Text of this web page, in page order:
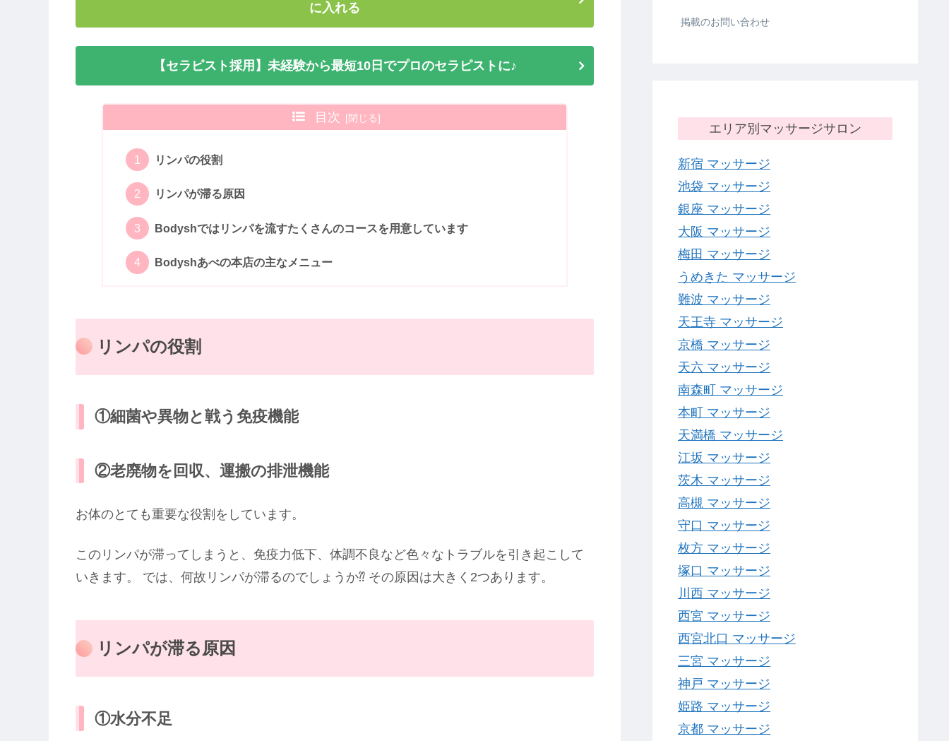
に入れる
【セラピスト採用】未経験から最短10日でプロのセラピストに♪
目次
リンパの役割
リンパが滞る原因
Bodyshではリンパを流すたくさんのコースを用意しています
Bodyshあべの本店の主なメニュー
リンパの役割
①細菌や異物と戦う免疫機能
②老廃物を回収、運搬の排泄機能
お体のとても重要な役割をしています。
このリンパが滞ってしまうと、免疫力低下、体調不良など色々なトラブルを引き起こして
いきます。 では、何故リンパが滞るのでしょうか⁇ その原因は大きく2つあります。
リンパが滞る原因
①水分不足
掲載のお問い合わせ
エリア別マッサージサロン
新宿 マッサージ
池袋 マッサージ
銀座 マッサージ
大阪 マッサージ
梅田 マッサージ
うめきた マッサージ
難波 マッサージ
天王寺 マッサージ
京橋 マッサージ
天六 マッサージ
南森町 マッサージ
本町 マッサージ
天満橋 マッサージ
江坂 マッサージ
茨木 マッサージ
高槻 マッサージ
守口 マッサージ
枚方 マッサージ
塚口 マッサージ
川西 マッサージ
西宮 マッサージ
西宮北口 マッサージ
三宮 マッサージ
神戸 マッサージ
姫路 マッサージ
京都 マッサージ